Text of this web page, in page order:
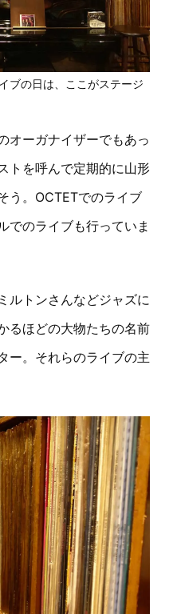
ブの日は、ここがステージ
オーガナイザーでもあっ
トを呼んで定期的に山形
う。OCTETでのライブ
でのライブも行っていま
ルトンさんなどジャズに
るほどの大物たちの名前
ー。それらのライブの主